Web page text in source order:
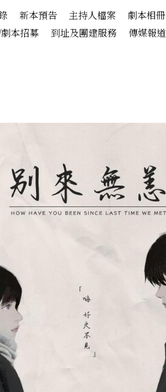
新本預告 主持人檔案 劇本相冊
本招募 到址及團建服務 傳媒報道